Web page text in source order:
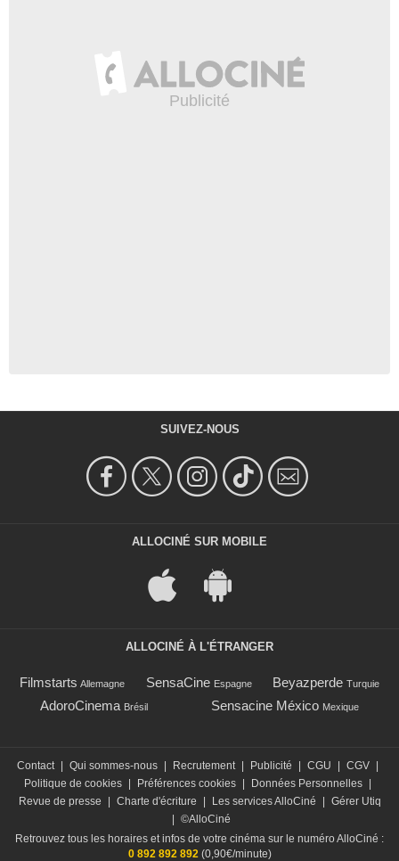
SUIVEZ-NOUS
ALLOCINÉ SUR MOBILE
ALLOCINÉ À L'ÉTRANGER
Filmstarts Allemagne SensaCine Espagne Beyazperde Turquie
AdoroCinema Brésil Sensacine México Mexique
Contact Qui sommes-nous Recrutement Publicité CGU CGV
Politique de cookies
Préférences cookies Données Personnelles
Revue de presse
Charte d'écriture Les services AlloCiné
Gérer Utiq
©AlloCiné
Retrouvez tous les horaires et infos de votre cinéma sur le numéro AlloCiné :
0 892 892 892(0,90€/minute)